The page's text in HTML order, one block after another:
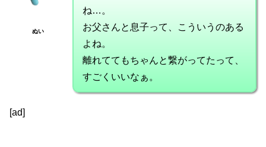
ぬい
ね…。
お父さんと息子って、こういうのある
よね。
離れててもちゃんと繋がってたって、
すごくいいなぁ。
[ad]